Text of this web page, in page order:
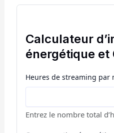
Calculateur
énergétique et
Heures de streaming par
Entrez le nombre total